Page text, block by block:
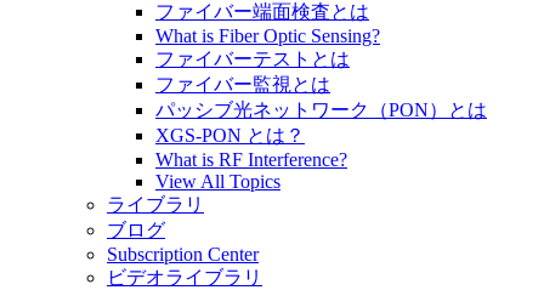
ファイバー端面検査とは
What is Fiber Optic Sensing?
ファイバーテストとは
ファイバー監視とは
パッシブ光ネットワーク（PON）とは
XGS-PON とは？
What is RF Interference?
View All Topics
ライブラリ
ブログ
Subscription Center
ビデオライブラリ